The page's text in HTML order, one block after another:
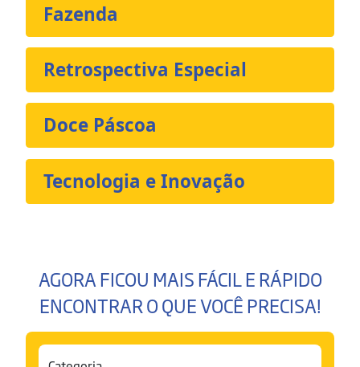
Fazenda
Retrospectiva Especial
Doce Páscoa
Tecnologia e Inovação
AGORA FICOU MAIS FÁCIL E RÁPIDO
ENCONTRAR O QUE VOCÊ PRECISA!